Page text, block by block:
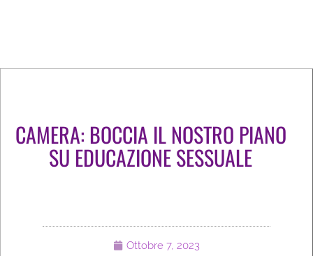
CAMERA: BOCCIA IL NOSTRO PIANO
SU EDUCAZIONE SESSUALE
Ottobre 7, 2023